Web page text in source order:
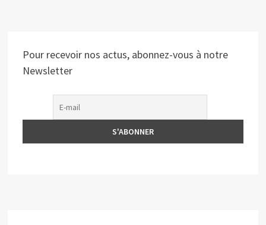
Pour recevoir nos actus, abonnez-vous à notre
Newsletter